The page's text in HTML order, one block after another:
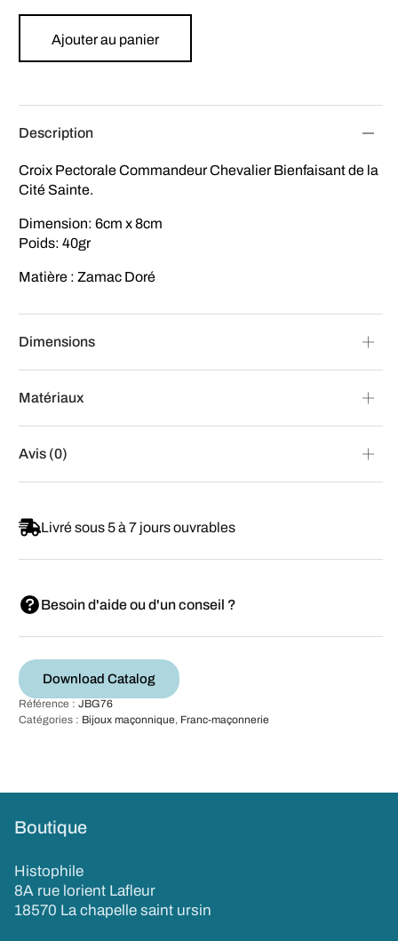
Ajouter au panier
Description
Croix Pectorale Commandeur Chevalier Bienfaisant de la
Cité Sainte.
Dimension: 6cm x 8cm
Poids: 40gr
Matière : Zamac Doré
Dimensions
Matériaux
Avis (0)
Livré sous 5 à 7 jours ouvrables
Besoin d'aide ou d'un conseil ?
Download Catalog
Référence : JBG76
Catégories : Bijoux maçonnique, Franc-maçonnerie
Boutique
Histophile
8A rue lorient Lafleur
18570 La chapelle saint ursin